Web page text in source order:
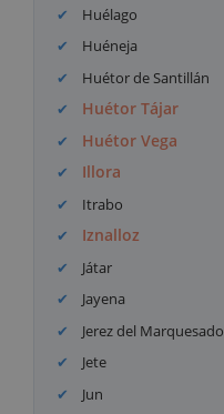
Huélago
Huéneja
Huétor de Santillán
Huétor Tájar
Huétor Vega
Illora
Itrabo
Iznalloz
Játar
Jayena
Jerez del Marquesado
Jete
Jun